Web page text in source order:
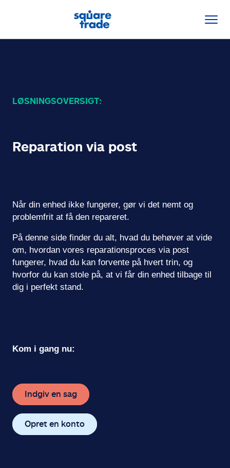
LØSNINGSOVERSIGT:
Reparation via post
Når din enhed ikke fungerer, gør vi det nemt og
problemfrit at få den repareret.
På denne side finder du alt, hvad du behøver at vide
om, hvordan vores reparationsproces via post
fungerer, hvad du kan forvente på hvert trin, og
hvorfor du kan stole på, at vi får din enhed tilbage til
dig i perfekt stand.
Kom i gang nu:
Indgiv en sag
Opret en konto